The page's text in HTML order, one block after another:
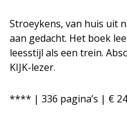
Stroeykens, van huis uit
aan gedacht. Het boek
leesstijl als een trein.
KIJK-lezer.
**** | 336 pagina’s | €